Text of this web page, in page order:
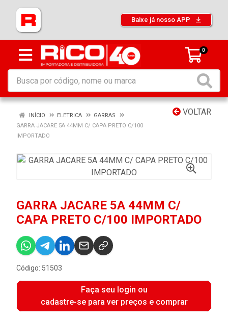
Baixe já nosso APP
0
VOLTAR
INÍCIO ELETRICA
GARRAS
GARRA JACARE 5A 44MM C/ CAPA PRETO C/100
IMPORTADO
GARRA JACARE 5A 44MM C/
CAPA PRETO C/100 IMPORTADO
Código: 51503
Faça seu login ou
cadastre-se para ver preços e comprar